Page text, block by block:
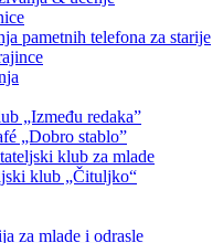
pametnih telefona za starije
„Između redaka”
„Dobro stablo”
klub za mlade
klub „Čituljko“
za mlade i odrasle